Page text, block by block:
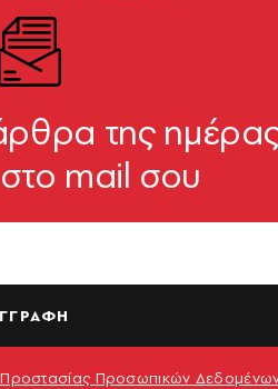
- Τι είναι το
της
στο mail σου
Προστασίας Προσωπικών